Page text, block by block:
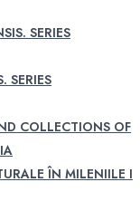
SERIES
SERIES
COLLECTIONS OF
ÎN MILENIILE I